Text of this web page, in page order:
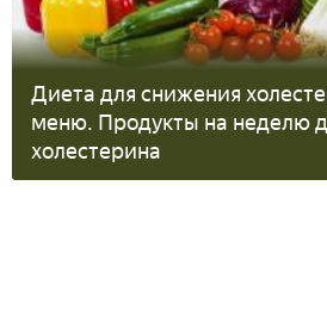
Диета для снижения
меню. Продукты на неделю
холестерина